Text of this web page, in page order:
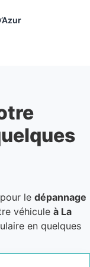
pour le dépannage
véhicule à La
en quelques